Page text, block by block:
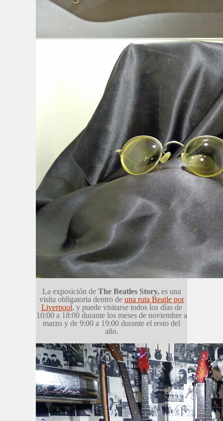
La exposición de The Beatles Story, es una
visita obligatoria dentro de una ruta Beatle por
Liverpool, y puede visitarse todos los días de
10:00 a 18:00 durante los meses de noviembre a
marzo y de 9:00 a 19:00 durante el resto del
año.